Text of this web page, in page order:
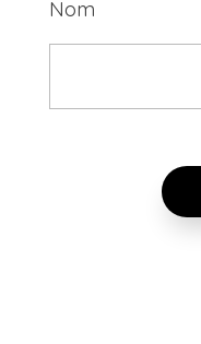
Nom